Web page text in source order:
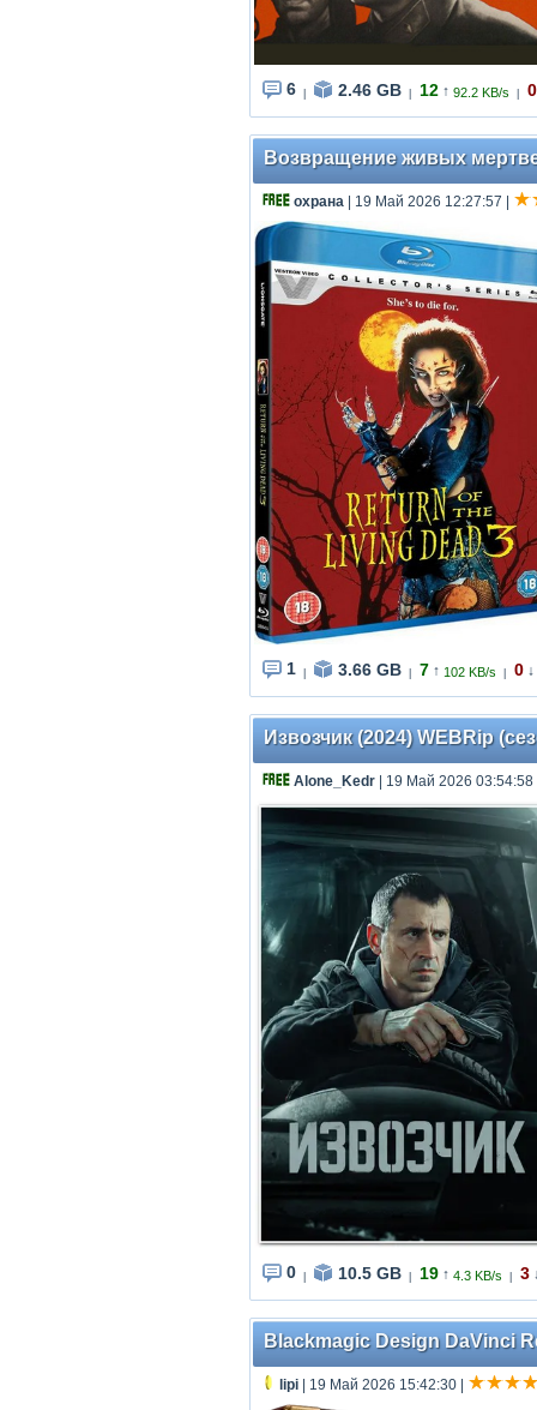
6 2.46 GB 12 ↑ 92.2 KB/s 0
Возвращение живых
охрана | 19 Май 2026 12:27:57
1 3.66 GB 7 ↑ 102 KB/s 0 ↓
Извозчик (2024) WEBRip
Alone_Kedr | 19 Май 2026 03:54:58
0 10.5 GB 19 ↑ 4.3 KB/s 3
Blackmagic Design DaVinci
lipi | 19 Май 2026 15:42:30